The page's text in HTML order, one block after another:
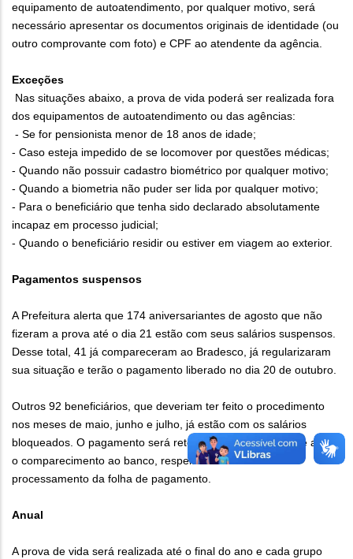
equipamento de autoatendimento, por qualquer motivo, será
necessário apresentar os documentos originais de identidade (ou
outro comprovante com foto) e CPF ao atendente da agência.
Exceções
Nas situações abaixo, a prova de vida poderá ser realizada fora
dos equipamentos de autoatendimento ou das agências:
- Se for pensionista menor de 18 anos de idade;
- Caso esteja impedido de se locomover por questões médicas;
- Quando não possuir cadastro biométrico por qualquer motivo;
- Quando a biometria não puder ser lida por qualquer motivo;
- Para o beneficiário que tenha sido declarado absolutamente
incapaz em processo judicial;
- Quando o beneficiário residir ou estiver em viagem ao exterior.
Pagamentos suspensos
A Prefeitura alerta que 174 aniversariantes de agosto que não
fizeram a prova até o dia 21 estão com seus salários suspensos.
Desse total, 41 já compareceram ao Bradesco, já regularizaram
sua situação e terão o pagamento liberado no dia 20 de outubro.
Outros 92 beneficiários, que deveriam ter feito o procedimento
nos meses de maio, junho e julho, já estão com os salários
bloqueados. O pagamento será retomado no mês seguinte após
o comparecimento ao banco, respeitando a data de
processamento da folha de pagamento.
Anual
A prova de vida será realizada até o final do ano e cada grupo